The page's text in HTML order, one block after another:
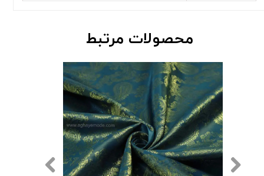
محصولات مرتبط